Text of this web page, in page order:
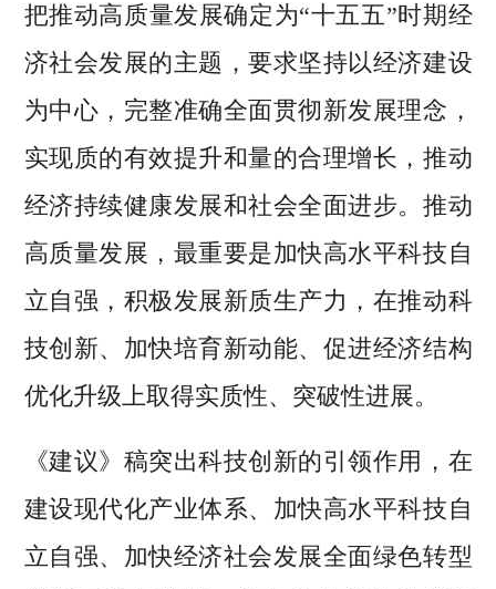
把推动高质量发展确定为“十五五”时期经
济社会发展的主题，要求坚持以经济建设
为中心，完整准确全面贯彻新发展理念，
实现质的有效提升和量的合理增长，推动
经济持续健康发展和社会全面进步。推动
高质量发展，最重要是加快高水平科技自
立自强，积极发展新质生产力，在推动科
技创新、加快培育新动能、促进经济结构
优化升级上取得实质性、突破性进展。
《建议》稿突出科技创新的引领作用，在
建设现代化产业体系、加快高水平科技自
立自强、加快经济社会发展全面绿色转型